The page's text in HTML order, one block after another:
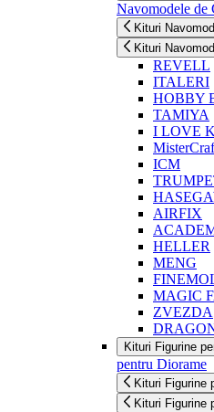
Navomodele de
Kituri
Kituri
REVELL
ITALERI
HOBBY
TAMIYA
I LOVE
ICM
AIRFIX
HELLER
MENG
MAGIC
ZVEZDA
Kituri Figurine
pentru Diorame
Kituri Figurine
Kituri Figurine